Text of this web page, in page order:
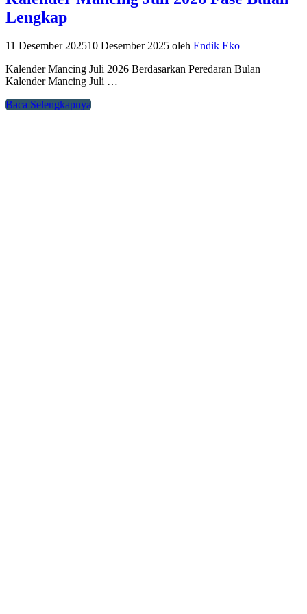
Lengkap
11 Desember 202510 Desember 2025 oleh Endik Eko
Kalender Mancing Juli 2026 Berdasarkan Peredaran Bulan
Kalender Mancing Juli …
Baca Selengkapnya